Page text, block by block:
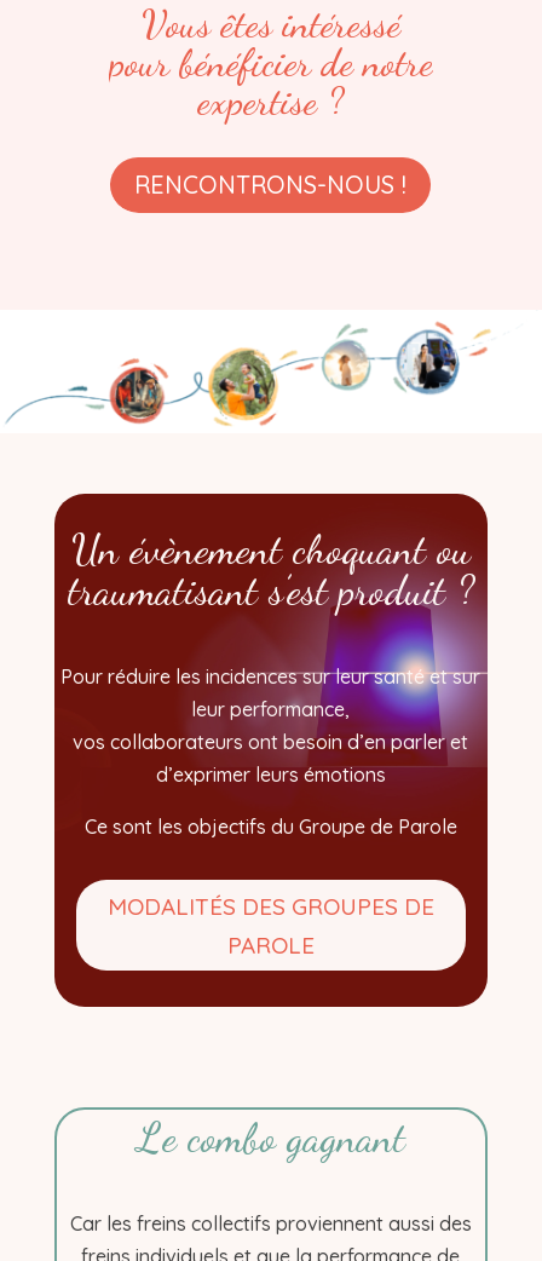
Vous êtes intéressé
pour bénéficier de notre
expertise ?
RENCONTRONS-NOUS !
Un évènement choquant ou
traumatisant s’est produit ?
Pour réduire les incidences sur leur santé et sur
leur performance,
vos collaborateurs ont besoin d’en parler et
d’exprimer leurs émotions
Ce sont les objectifs du Groupe de Parole
MODALITÉS DES GROUPES DE
PAROLE
Le combo gagnant
Car les freins collectifs proviennent aussi des